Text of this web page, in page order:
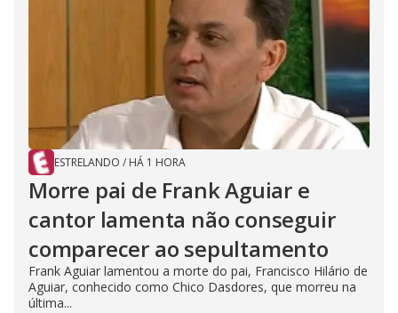
ESTRELANDO / HÁ 1 HORA
Morre pai de Frank Aguiar e
cantor lamenta não conseguir
comparecer ao sepultamento
Frank Aguiar lamentou a morte do pai, Francisco Hilário de
Aguiar, conhecido como Chico Dasdores, que morreu na
última...